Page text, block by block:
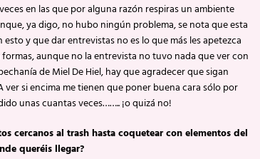
en las que por alguna razón respiras un ambiente
ya digo, no hubo ningún problema, se nota que esta
y que dar entrevistas no es lo que más les apetezca
aunque no la entrevista no tuvo nada que ver con
de Miel De Hiel, hay que agradecer que sigan
ver si encima me tienen que poner buena cara sólo por
unas cuantas veces…….. ¡o quizá no!
cercanos al trash hasta coquetear con elementos del
queréis llegar?